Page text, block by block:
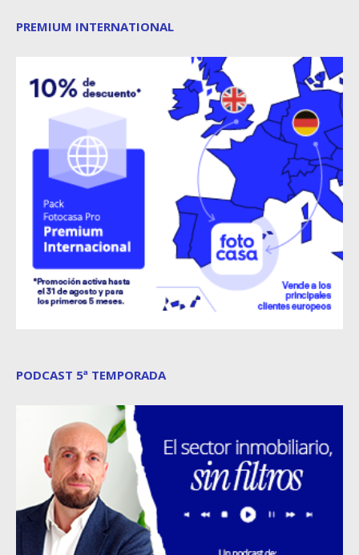
PREMIUM INTERNATIONAL
PODCAST 5ª TEMPORADA